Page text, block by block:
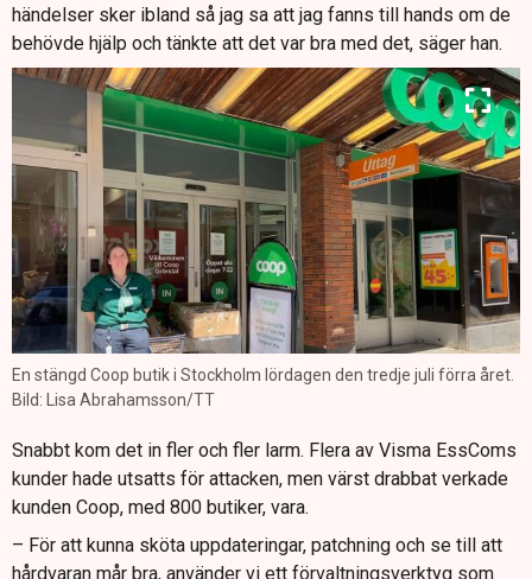
händelser sker ibland så jag sa att jag fanns till hands om de
behövde hjälp och tänkte att det var bra med det, säger han.
En stängd Coop butik i Stockholm lördagen den tredje juli förra året.
Bild: Lisa Abrahamsson/TT
Snabbt kom det in fler och fler larm. Flera av Visma EssComs
kunder hade utsatts för attacken, men värst drabbat verkade
kunden Coop, med 800 butiker, vara.
– För att kunna sköta uppdateringar, patchning och se till att
hårdvaran mår bra, använder vi ett förvaltningsverktyg som